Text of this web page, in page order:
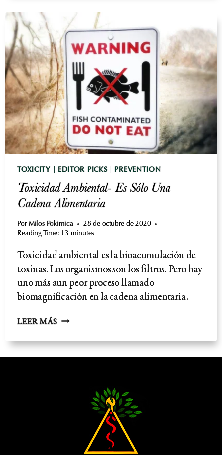
LOS
VEGANOS
ARGUMENTO
TOXICITY EDITOR PICKS PREVENTION
Toxicidad Ambiental- Es Sólo Una
Cadena Alimentaria
Por Milos Pokimica
28 de octubre de 2020
Reading Time: 13 minutes
Toxicidad ambiental es la bioacumulación de
toxinas. Los organismos son los filtros. Pero hay
uno más aun peor proceso llamado
biomagnificación en la cadena alimentaria.
LEER MÁSTOXICIDAD
ES
ALIMENTARIA